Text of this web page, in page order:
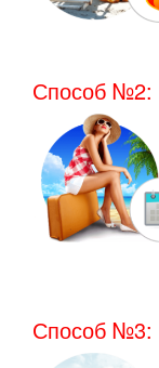
Способ №2:
Способ №3: